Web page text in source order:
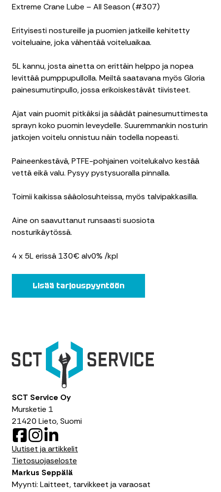
Extreme Crane Lube – All Season (#307)
Erityisesti nostureille ja puomien jatkeille kehitetty
voiteluaine, joka vähentää voiteluaikaa.
5L kannu, josta ainetta on erittäin helppo ja nopea
levittää pumppupullolla. Meiltä saatavana myös Gloria
painesumutinpullo, jossa erikoiskestävät tiivisteet.
Ajat vain puomit pitkäksi ja säädät painesumuttimesta
sprayn koko puomin leveydelle. Suuremmankin nosturin
jatkojen voitelu onnistuu näin todella nopeasti.
Paineenkestävä, PTFE-pohjainen voitelukalvo kestää
vettä eikä valu. Pysyy pystysuoralla pinnalla.
Toimii kaikissa sääolosuhteissa, myös talvipakkasilla.
Aine on saavuttanut runsaasti suosiota
nosturikäytössä.
4 x 5L erissä 130€ alv0% /kpl
Lisää tarjouspyyntöön
SCT Service Oy
Mursketie 1
21420 Lieto, Suomi
F
a
e
n
s
t
i
n
k
Uutiset ja artikkelit
Tietosuojaseloste
Markus Seppälä
Myynti: Laitteet, tarvikkeet ja varaosat